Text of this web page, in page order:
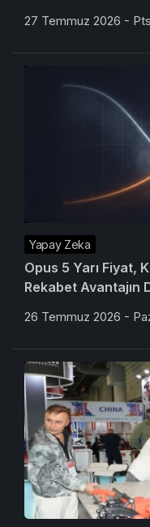
27 Temmuz 2026 -
Yapay Zeka
Opus 5 Yarı Fiyat,
Rekabet Avantajın
26 Temmuz 2026 -